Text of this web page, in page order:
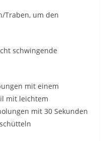
Traben, um den
schwingende
mit einem
mit leichtem
mit 30 Sekunden